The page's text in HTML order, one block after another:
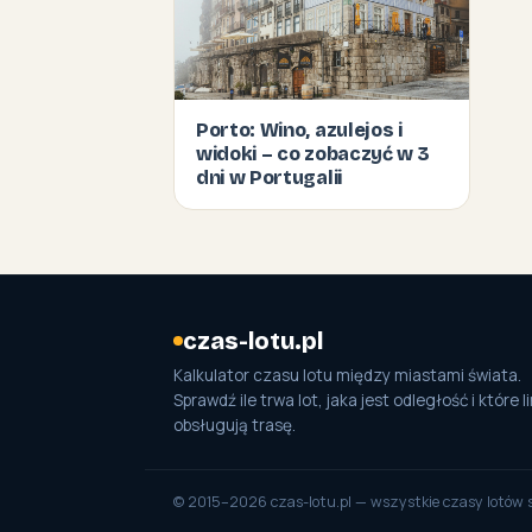
Porto: Wino, azulejos i
widoki – co zobaczyć w 3
dni w Portugalii
czas-lotu.pl
Kalkulator czasu lotu między miastami świata.
Sprawdź ile trwa lot, jaka jest odległość i które
obsługują trasę.
© 2015–2026 czas-lotu.pl — wszystkie czasy lotów